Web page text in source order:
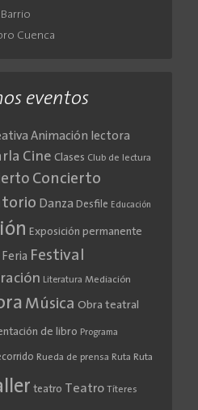
Cuenca
eventos
Animación lectora
Cine Clases Club de lectura
Concierto
Danza Desfile Educación
Exposición permanente
Feria Festival
Literatura Mediación
Música Obra teatral
de libro Programa
Rueda de prensa Ruta Ruta
teatro Teatro Títeres